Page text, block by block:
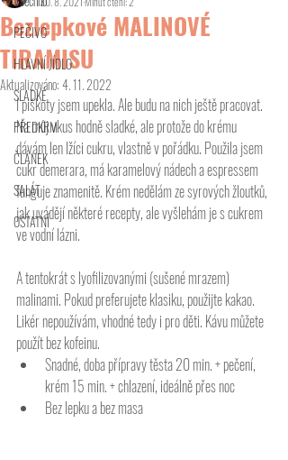
PEČIVO
HLAVNÍ JÍDLO
SLADKÉ
PŘEDKRM
ČLÁNEK
SALÁT
OSTATNÍ
Bezlepkové MALINOVÉ
TIRAMISU
Aktualizováno:4. 11. 2022
I piškoty jsem upekla. Ale budu na nich ještě pracovat.
Na můj vkus hodně sladké, ale protože do krému
dávám len lžíci cukru, vlastně v pořádku. Použila jsem
cukr demerara, má karamelový nádech a espressem
funguje znamenitě. Krém nedělám ze syrových žloutků,
jak uvádějí některé recepty, ale vyšlehám je s cukrem
ve vodní lázni.
A tentokrát s lyofilizovanými (sušené mrazem)
malinami. Pokud preferujete klasiku, použijte kakao.
Likér nepoužívám, vhodné tedy i pro děti. Kávu můžete
použít bez kofeinu.
Snadné, doba přípravy těsta 20 min. + pečení,
krém 15 min. + chlazení, ideálně přes noc
Bez lepku a bez masa